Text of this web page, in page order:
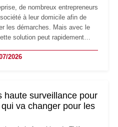
de nombreux entrepreneurs
à leur domicile afin de
les démarches. Mais avec le
solution peut rapidement
de marque… Le
2026
haute surveillance pour
va changer pour les